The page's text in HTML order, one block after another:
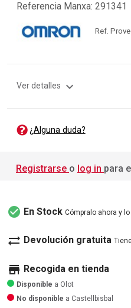
Referencia Manxa: 291341
Ref.
Ver detalles expand_more
¿Alguna duda?
Registrarse o log in para
check_circle En Stock Cómpralo ahora y
sync_alt Devolución gratuita
store Recogida en tienda
Disponible a Olot
No disponible a Castellbisbal